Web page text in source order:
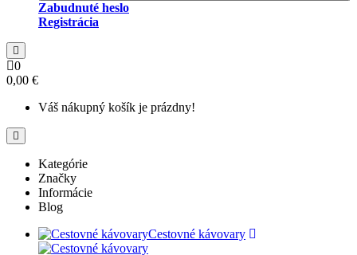
Zabudnuté heslo
Registrácia
0
0,00 €
Váš nákupný košík je prázdny!
Kategórie
Značky
Informácie
Blog
Cestovné kávovary